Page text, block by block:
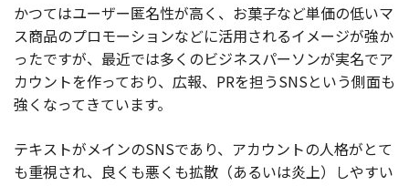
かつてはユーザー匿名性が高く、お菓子など単価の低いマ
ス商品のプロモーションなどに活用されるイメージが強か
ったですが、最近では多くのビジネスパーソンが実名でア
カウントを作っており、広報、PRを担うSNSという側面も
強くなってきています。
テキストがメインのSNSであり、アカウントの人格がとて
も重視され、良くも悪くも拡散（あるいは炎上）しやすい